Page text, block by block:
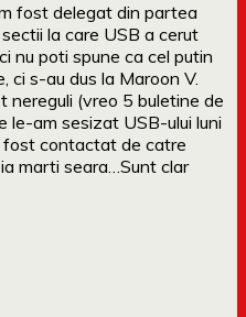
fost delegat din partea
la care USB a cerut
nu poti spune ca cel putin
ci s-au dus la Maroon V.
nereguli (vreo 5 buletine de
le-am sesizat USB-ului luni
fost contactat de catre
marti seara…Sunt clar